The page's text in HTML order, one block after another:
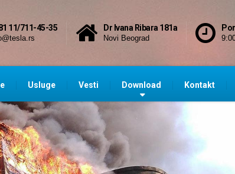
11/711-45-35 Dr Ivana Ribara 181a
Novi Beograd
Usluge Vesti Download Kontakt